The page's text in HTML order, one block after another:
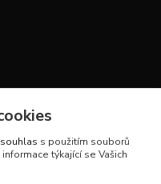
souhlas s použitím souborů
týkající se Vašich